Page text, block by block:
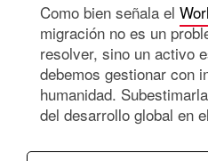
Como bien señala el
migración no es un
resolver, sino un activo
debemos gestionar con
humanidad.
del desarrollo global en